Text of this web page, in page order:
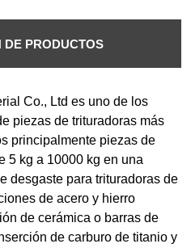
DE PRODUCTOS